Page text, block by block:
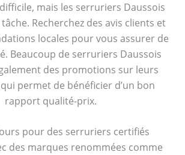
mais les serruriers Daussois
Recherchez des avis clients et
locales pour vous assurer de
Beaucoup de serruriers Daussois
des promotions sur leurs
permet de bénéficier d’un bon
rapport qualité-prix.
pour des serruriers certifiés
des marques renommées comme